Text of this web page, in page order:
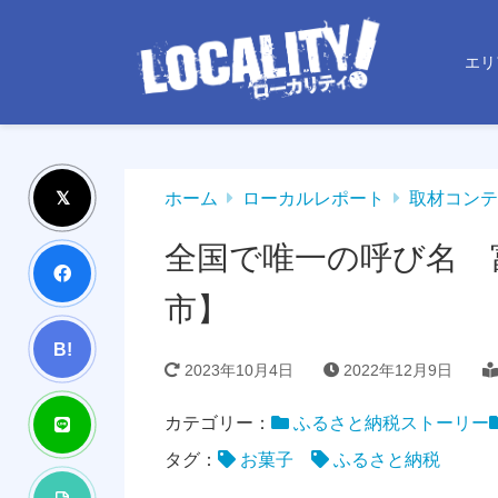
エ
B!
ホーム ローカルレポート 取材コン
全国で唯一の呼び名
市】
2023年10月4日 2022年12月9日
カテゴリー：
ふるさと納税ストーリー
タグ：
お菓子 ふるさと納税